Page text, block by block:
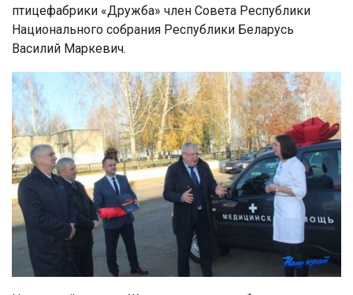
птицефабрики «Дружба» член Совета Республики
Национального собрания Республики Беларусь
Василий Маркевич.